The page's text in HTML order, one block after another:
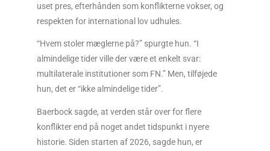
uset pres, efterhånden som konflikterne vokser, og
respekten for international lov udhules.
“Hvem stoler mæglerne på?” spurgte hun. “I
almindelige tider ville der være et enkelt svar:
multilaterale institutioner som FN.” Men, tilføjede
hun, det er “ikke almindelige tider”.
Baerbock sagde, at verden står over for flere
konflikter end på noget andet tidspunkt i nyere
historie. Siden starten af 2026, sagde hun, er